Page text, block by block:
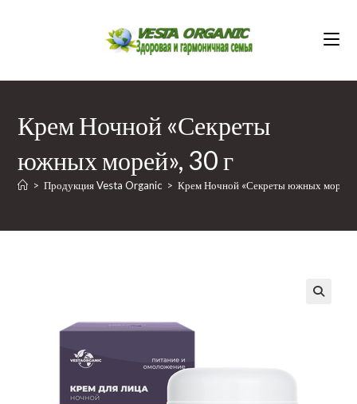
Крем Ночной «Секреты
южных морей», 30 г
> Продукция Vesta Organic > Крем Ночной «Секреты южных